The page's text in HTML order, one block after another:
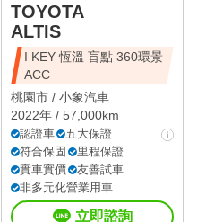
TOYOTA
ALTIS
I KEY 恆溫 盲點 360環景
ACC
桃園市 / 小象汽車
2022年 / 57,000km
認證車
五大保證
符合保固
里程保證
實車實價
友善試車
非多元化營業用車
立即諮詢